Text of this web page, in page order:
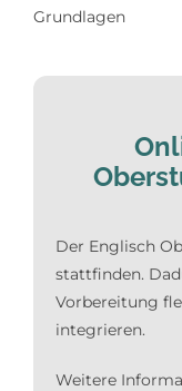
Grundlagen
Der Englisch
stattfinden.
Vorbereitung
integrieren.
Weitere